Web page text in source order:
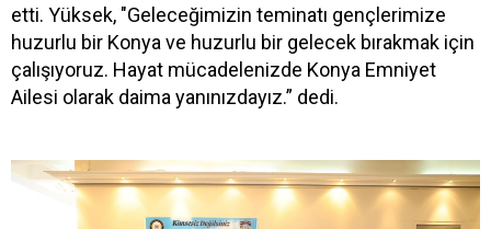
etti. Yüksek, "Geleceğimizin teminatı gençlerimize
huzurlu bir Konya ve huzurlu bir gelecek bırakmak için
çalışıyoruz. Hayat mücadelenizde Konya Emniyet
Ailesi olarak daima yanınızdayız.” dedi.